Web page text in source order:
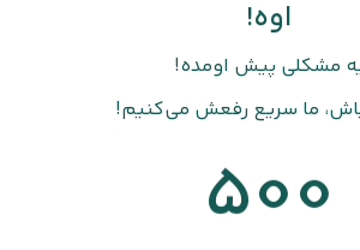
اوه!
مشکلی پیش اومده!
ما سریع رفعش می‌کنیم!
500